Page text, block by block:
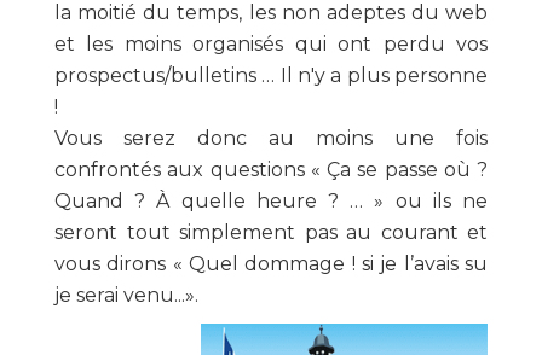
la moitié du temps, les non adeptes du web
et les moins organisés qui ont perdu vos
prospectus/bulletins … Il n'y a plus personne
!
Vous serez donc au moins une fois
confrontés aux questions « Ça se passe où ?
Quand ? À quelle heure ? … » ou ils ne
seront tout simplement pas au courant et
vous dirons « Quel dommage ! si je l’avais su
je serai venu...».